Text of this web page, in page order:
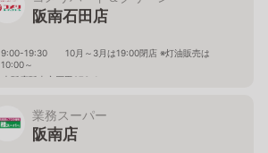
阪南石田店
9:00-19:30 10月～3月は19:00閉店 ※灯油販売は
10:00～
大阪府阪南市石田273-1
業務スーパー
阪南店